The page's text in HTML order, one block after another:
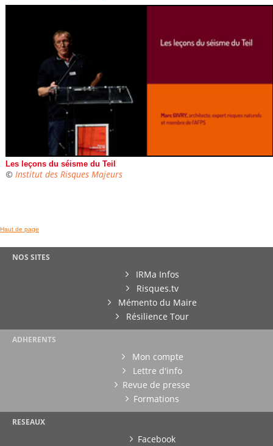
Les leçons du séisme du Teil
© Institut des Risques Majeurs
Haut de page
NOS SITES
IRMa Infos
Risques.tv
Mémento du Maire
Résilience Tour
ADHERENTS
Mon compte
Lettre d'info
Revue de presse
Formations
RESEAUX
Facebook